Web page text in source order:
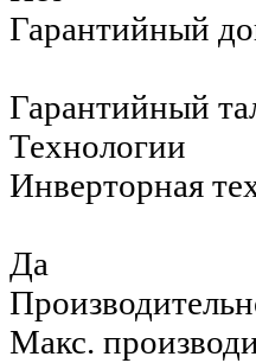
Гарантийный
Гарантийный
Технологии
Инверторная
Да
Макс.